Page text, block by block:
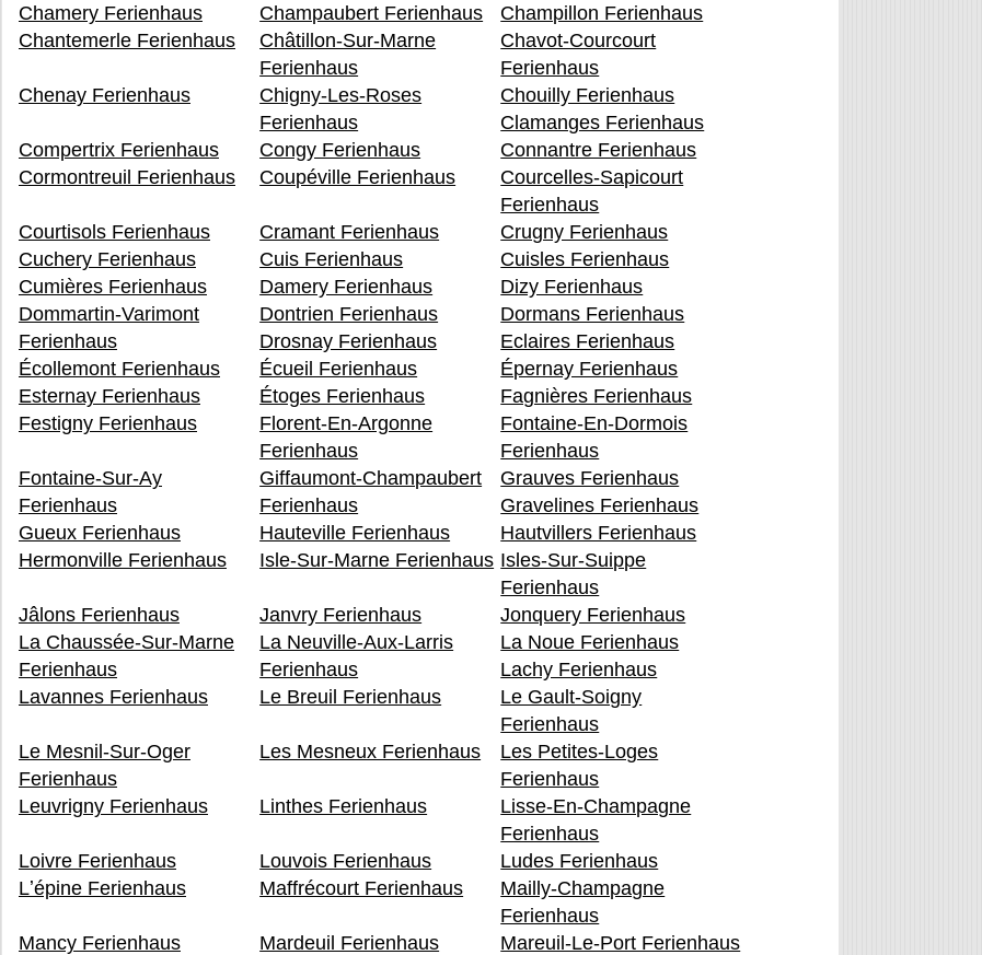
Chamery Ferienhaus
Champaubert Ferienhaus
Champillon Ferienhaus
Chantemerle Ferienhaus
Châtillon-Sur-Marne
Ferienhaus
Chavot-Courcourt
Ferienhaus
Chenay Ferienhaus
Chigny-Les-Roses
Ferienhaus
Chouilly Ferienhaus
Clamanges Ferienhaus
Compertrix Ferienhaus
Congy Ferienhaus
Connantre Ferienhaus
Cormontreuil Ferienhaus
Coupéville Ferienhaus
Courcelles-Sapicourt
Ferienhaus
Courtisols Ferienhaus
Cramant Ferienhaus
Crugny Ferienhaus
Cuchery Ferienhaus
Cuis Ferienhaus
Cuisles Ferienhaus
Cumières Ferienhaus
Damery Ferienhaus
Dizy Ferienhaus
Dommartin-Varimont
Ferienhaus
Dontrien Ferienhaus
Dormans Ferienhaus
Drosnay Ferienhaus
Eclaires Ferienhaus
Écollemont Ferienhaus
Écueil Ferienhaus
Épernay Ferienhaus
Esternay Ferienhaus
Étoges Ferienhaus
Fagnières Ferienhaus
Festigny Ferienhaus
Florent-En-Argonne
Ferienhaus
Fontaine-En-Dormois
Ferienhaus
Fontaine-Sur-Ay
Ferienhaus
Giffaumont-Champaubert
Ferienhaus
Grauves Ferienhaus
Gravelines Ferienhaus
Gueux Ferienhaus
Hauteville Ferienhaus
Hautvillers Ferienhaus
Hermonville Ferienhaus
Isle-Sur-Marne Ferienhaus Isles-Sur-Suippe
Ferienhaus
Jâlons Ferienhaus
Janvry Ferienhaus
Jonquery Ferienhaus
La Chaussée-Sur-Marne
Ferienhaus
La Neuville-Aux-Larris
Ferienhaus
La Noue Ferienhaus
Lachy Ferienhaus
Lavannes Ferienhaus
Le Breuil Ferienhaus
Le Gault-Soigny
Ferienhaus
Le Mesnil-Sur-Oger
Ferienhaus
Les Mesneux Ferienhaus
Les Petites-Loges
Ferienhaus
Leuvrigny Ferienhaus
Linthes Ferienhaus
Lisse-En-Champagne
Ferienhaus
Loivre Ferienhaus
Louvois Ferienhaus
Ludes Ferienhaus
Lʼépine Ferienhaus
Maffrécourt Ferienhaus
Mailly-Champagne
Ferienhaus
Mancy Ferienhaus
Mardeuil Ferienhaus
Mareuil-Le-Port Ferienhaus